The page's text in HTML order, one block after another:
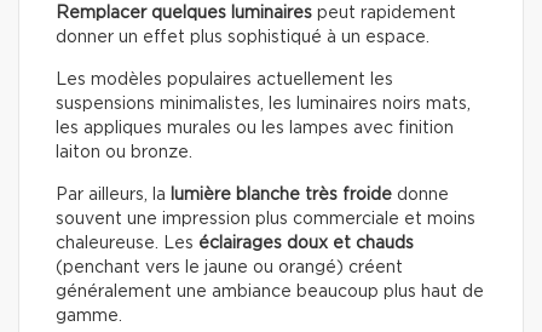
Remplacer quelques luminaires peut rapidement
donner un effet plus sophistiqué à un espace.
Les modèles populaires actuellement les
suspensions minimalistes, les luminaires noirs mats,
les appliques murales ou les lampes avec finition
laiton ou bronze.
Par ailleurs, la lumière blanche très froide donne
souvent une impression plus commerciale et moins
chaleureuse. Les éclairages doux et chauds
(penchant vers le jaune ou orangé) créent
généralement une ambiance beaucoup plus haut de
gamme.